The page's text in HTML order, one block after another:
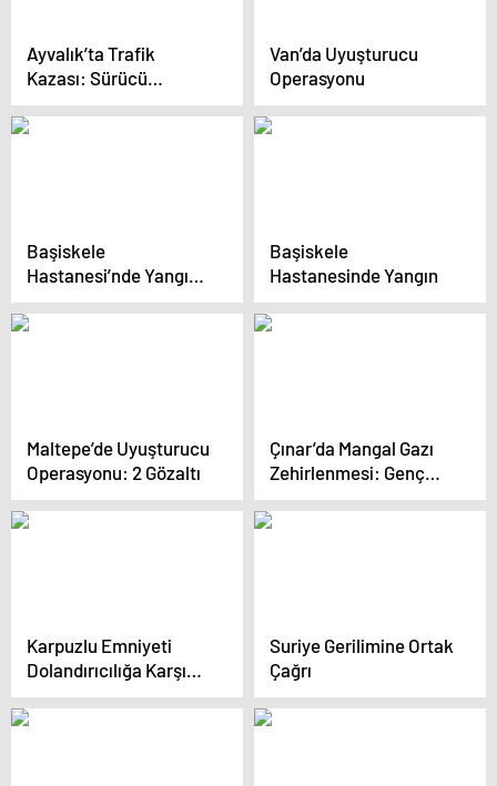
Ayvalık’ta Trafik
Kazası: Sürücü
Yaralandı
Van’da Uyuşturucu
Operasyonu
Başiskele
Hastanesi’nde Yangın
Paniği
Başiskele
Hastanesinde Yangın
Maltepe’de Uyuşturucu
Operasyonu: 2 Gözaltı
Çınar’da Mangal Gazı
Zehirlenmesi: Genç
Hayatını Kaybetti
Karpuzlu Emniyeti
Dolandırıcılığa Karşı
Uyarıyor
Suriye Gerilimine Ortak
Çağrı